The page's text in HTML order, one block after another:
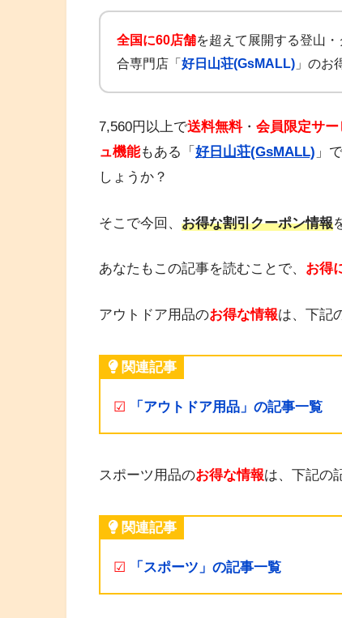
全国に60店舗を超えて展開する登山
合専門店「 好日山荘(GsMALL) 」のお
7,560円以上で送料無料・ 会員限定サー
ュ機能もある「 好日山荘(GsMALL) 」
しょうか？
そこで今回、 お得な割引クーポン情報
あなたもこの記事を読むことで、 お得
アウトドア用品のお得な情報は、下記
関連記事
☑ 「アウトドア用品」の記事一覧
スポーツ用品のお得な情報は、下記の
関連記事
☑ 「スポーツ」の記事一覧